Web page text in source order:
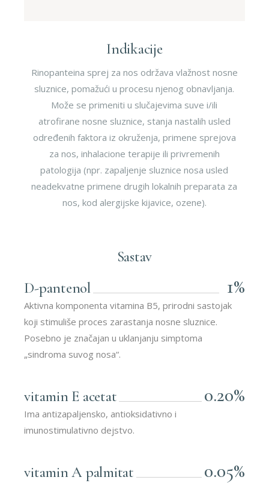
Indikacije
Rinopanteina sprej za nos održava vlažnost nosne
sluznice, pomažući u procesu njenog obnavljanja.
Može se primeniti u slučajevima suve i/ili
atrofirane nosne sluznice, stanja nastalih usled
određenih faktora iz okruženja, primene sprejova
za nos, inhalacione terapije ili privremenih
patologija (npr. zapaljenje sluznice nosa usled
neadekvatne primene drugih lokalnih preparata za
nos, kod alergijske kijavice, ozene).
Sastav
D-pantenol
1%
Aktivna komponenta vitamina B5, prirodni sastojak
koji stimuliše proces zarastanja nosne sluznice.
Posebno je značajan u uklanjanju simptoma
„sindroma suvog nosa“.
vitamin E acetat 0.20%
Ima antizapaljensko, antioksidativno i
imunostimulativno dejstvo.
vitamin A palmitat 0.05%